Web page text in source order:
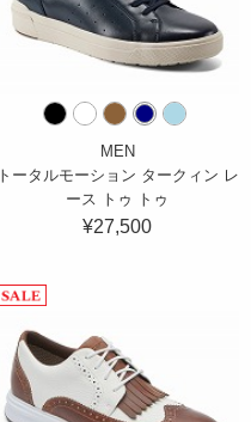
MEN
トータルモーション タークィン レ
ース トゥ トゥ
¥27,500